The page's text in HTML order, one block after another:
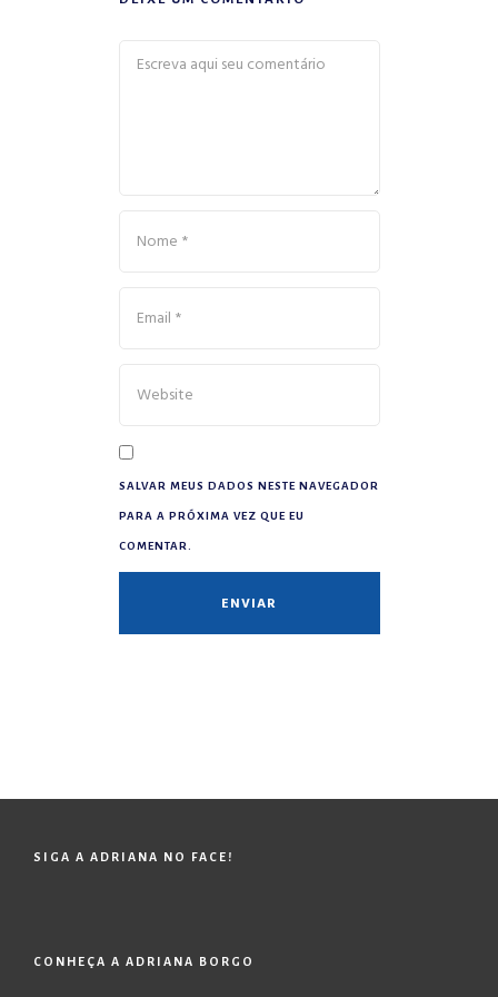
SALVAR MEUS DADOS NESTE NAVEGADOR
PARA A PRÓXIMA VEZ QUE EU
COMENTAR.
SIGA A ADRIANA NO FACE!
CONHEÇA A ADRIANA BORGO